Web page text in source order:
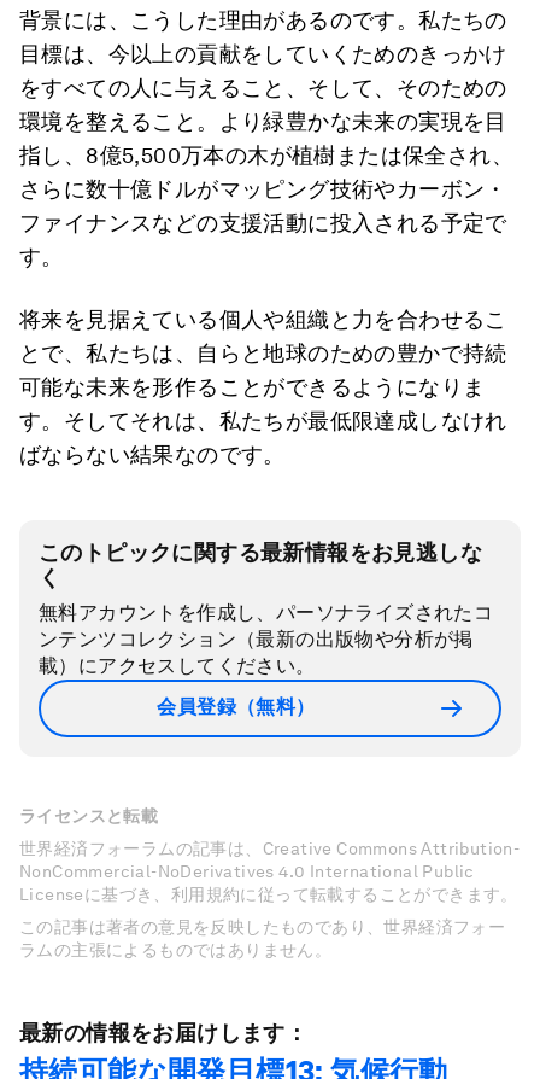
背景には、こうした理由があるのです。私たちの
目標は、今以上の貢献をしていくためのきっかけ
をすべての人に与えること、そして、そのための
環境を整えること。より緑豊かな未来の実現を目
指し、8億5,500万本の木が植樹または保全され、
さらに数十億ドルがマッピング技術やカーボン・
ファイナンスなどの支援活動に投入される予定で
す。
将来を見据えている個人や組織と力を合わせるこ
とで、私たちは、自らと地球のための豊かで持続
可能な未来を形作ることができるようになりま
す。そしてそれは、私たちが最低限達成しなけれ
ばならない結果なのです。
このトピックに関する最新情報をお見逃しな
く
無料アカウントを作成し、パーソナライズされたコ
ンテンツコレクション（最新の出版物や分析が掲
載）にアクセスしてください。
会員登録（無料）
ライセンスと転載
世界経済フォーラムの記事は、Creative Commons Attribution-
NonCommercial-NoDerivatives 4.0 International Public
Licenseに基づき、利用規約に従って転載することができます。
この記事は著者の意見を反映したものであり、世界経済フォー
ラムの主張によるものではありません。
最新の情報をお届けします：
持続可能な開発目標13: 気候行動